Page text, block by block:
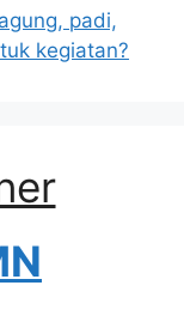
padi,
kegiatan?